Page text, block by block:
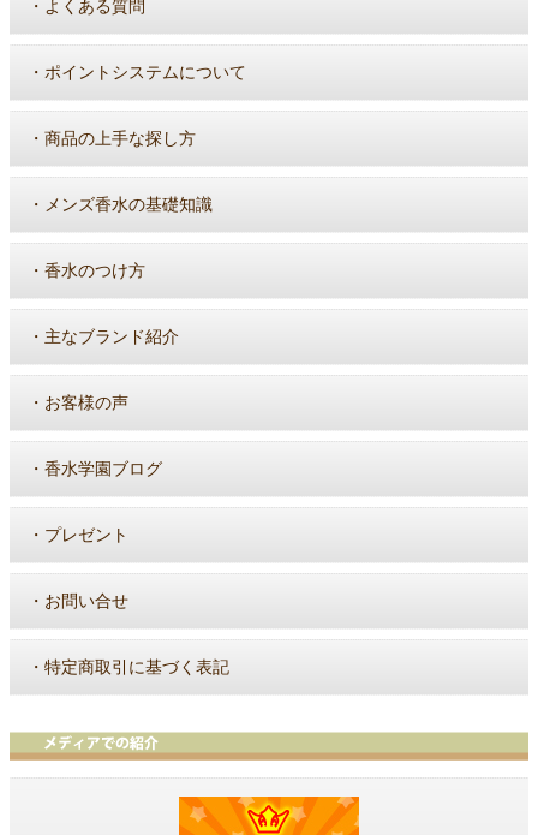
・ よくある質問
・ ポイントシステムについて
・ 商品の上手な探し方
・ メンズ香水の基礎知識
・ 香水のつけ方
・ 主なブランド紹介
・ お客様の声
・ 香水学園ブログ
・ プレゼント
・ お問い合せ
・ 特定商取引に基づく表記